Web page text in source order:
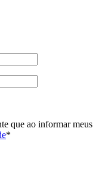
que ao informar meus
*